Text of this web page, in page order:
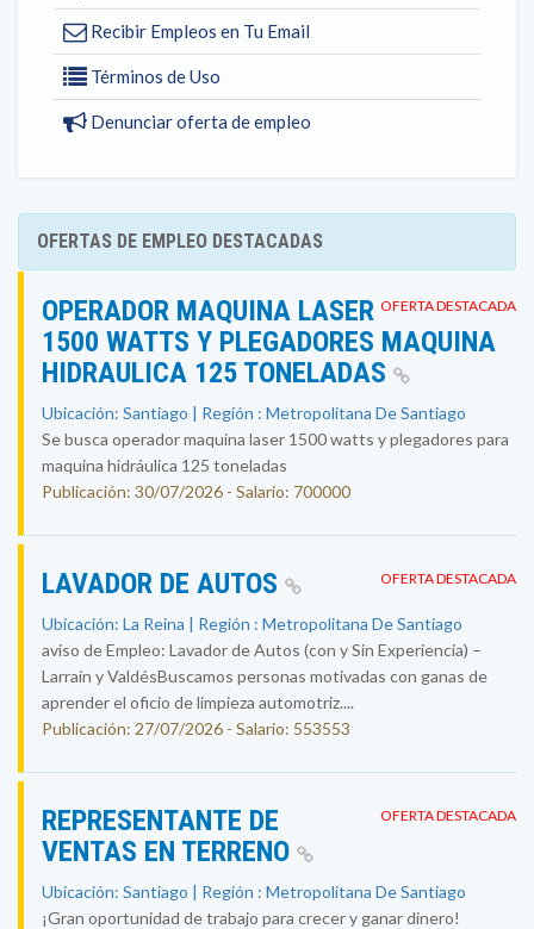
Recibir Empleos en Tu Email
Términos de Uso
Denunciar oferta de empleo
OFERTAS DE EMPLEO DESTACADAS
OFERTA DESTACADA
OPERADOR MAQUINA LASER
1500 WATTS Y PLEGADORES MAQUINA
HIDRAULICA 125 TONELADAS
Ubicación: Santiago | Región : Metropolitana De Santiago
Se busca operador maquina laser 1500 watts y plegadores para
maquina hidráulica 125 toneladas
Publicación: 30/07/2026 - Salario: 700000
OFERTA DESTACADA
LAVADOR DE AUTOS
Ubicación: La Reina | Región : Metropolitana De Santiago
aviso de Empleo: Lavador de Autos (con y Sin Experiencia) –
Larraín y ValdésBuscamos personas motivadas con ganas de
aprender el oficio de limpieza automotriz....
Publicación: 27/07/2026 - Salario: 553553
OFERTA DESTACADA
REPRESENTANTE DE
VENTAS EN TERRENO
Ubicación: Santiago | Región : Metropolitana De Santiago
¡Gran oportunidad de trabajo para crecer y ganar dinero!